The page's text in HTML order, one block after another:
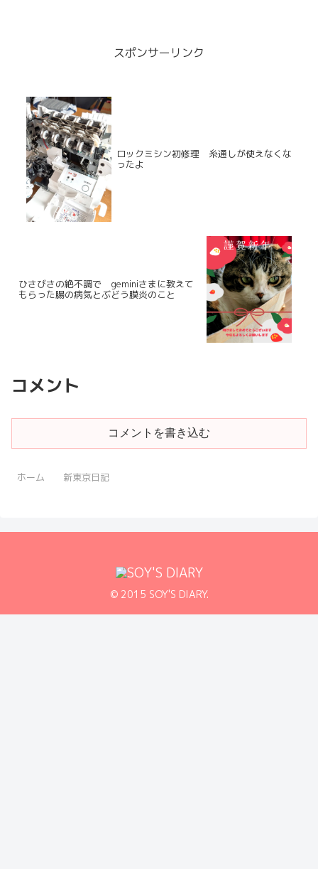
スポンサーリンク
ロックミシン初修理 糸通しが使えなくな
ったよ
ひさびさの絶不調で geminiさまに教えて
もらった腸の病気とぶどう膜炎のこと
コメント
コメントを書き込む
ホーム 新東京日記
© 2015 SOY'S DIARY.